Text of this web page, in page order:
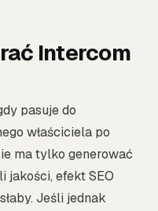
Intercom
pasuje do
właściciela po
ma tylko generować
jakości, efekt SEO
Jeśli jednak